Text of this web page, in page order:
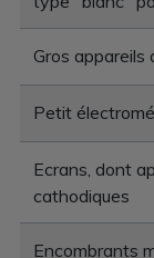
Gros appareils
Petit
Ecrans, dont
cathodiques
Encombrants